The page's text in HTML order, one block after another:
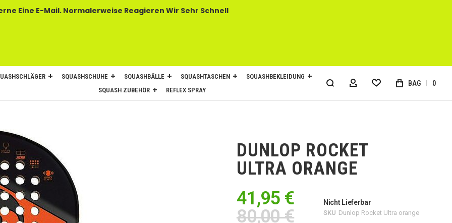
Mail. Normalerweise Reagieren Wir Sehr Schnell
SQUASHSCHUHE SQUASHBÄLLE SQUASHTASCHEN
SQUASHBEKLEIDUNG
SQUASH ZUBEHÖR
REFLEX SPRAY MY ACCOUNT BAG 0
DUNLOP ROCKET
ULTRA ORANGE
41,95 €
80,00 €
Nicht Lieferbar
SKU Dunlop Rocket Ultra orange